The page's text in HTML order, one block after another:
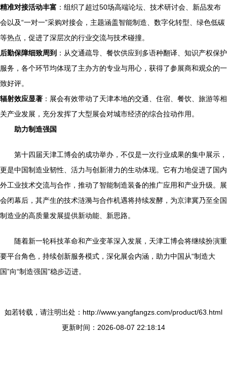
精准对接活动丰富 ：组织了超过50场高端论坛、技术研讨会、新品发布
会以及“一对一”采购对接会，主题涵盖智能制造、数字化转型、绿色低碳
等热点，促进了深层次的行业交流与技术碰撞。
后勤保障细致周到 ：从交通疏导、餐饮供应到多语种翻译、知识产权保护
服务，各个环节均体现了主办方的专业与用心，获得了参展商和观众的一
致好评。
辐射效应显著 ：展会有效带动了天津本地的交通、住宿、餐饮、旅游等相
关产业发展，充分发挥了大型展会对城市经济的综合拉动作用。
助力制造强国
第十四届天津工博会的成功举办，不仅是一次行业成果的集中展示，
更是中国制造业韧性、活力与创新潜力的生动体现。它有力地促进了国内
外工业技术交流与合作，推动了智能制造装备的推广应用和产业升级。展
会闭幕后，其产生的技术涟漪与合作机遇将持续发酵，为京津冀乃至全国
制造业的高质量发展提供新动能、新思路。
随着新一轮科技革命和产业变革深入发展，天津工博会将继续扮演重
要平台角色，持续创新服务模式，深化展会内涵，助力中国从“制造大
国”向“制造强国”稳步迈进。
如若转载，请注明出处：http://www.yangfangzs.com/product/63.html
更新时间：2026-08-07 22:18:14